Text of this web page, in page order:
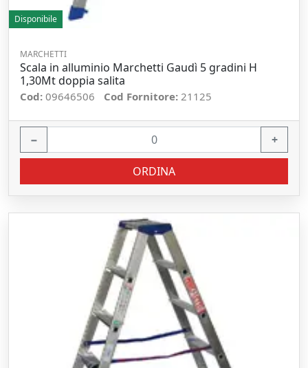
Disponibile
MARCHETTI
Scala in alluminio Marchetti Gaudì 5 gradini H
1,30Mt doppia salita
Cod: 09646506 Cod Fornitore: 21125
− +
ORDINA